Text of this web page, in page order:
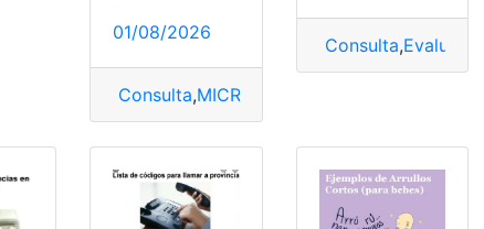
01/08/2026
Consulta,MICRO-CARS
Consulta,Evaluación